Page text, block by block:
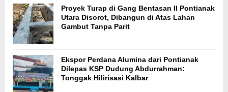
Proyek Turap di Gang Bentasan II Pontianak
Utara Disorot, Dibangun di Atas Lahan
Gambut Tanpa Parit
Ekspor Perdana Alumina dari Pontianak
Dilepas KSP Dudung Abdurrahman:
Tonggak Hilirisasi Kalbar